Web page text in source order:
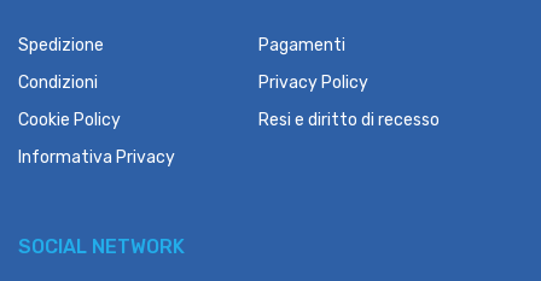
Spedizione
Pagamenti
Condizioni
Privacy Policy
Cookie Policy
Resi e diritto di recesso
Informativa Privacy
SOCIAL NETWORK